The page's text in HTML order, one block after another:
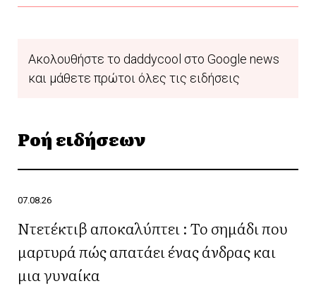
Ακολουθήστε το daddycool στο Google news
και μάθετε πρώτοι όλες τις ειδήσεις
Ροή ειδήσεων
07.08.26
Ντετέκτιβ αποκαλύπτει : Το σημάδι που
μαρτυρά πώς απατάει ένας άνδρας και
μια γυναίκα